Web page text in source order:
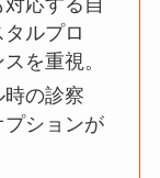
応する自
ルプロ
を重視。
の診察
ションが